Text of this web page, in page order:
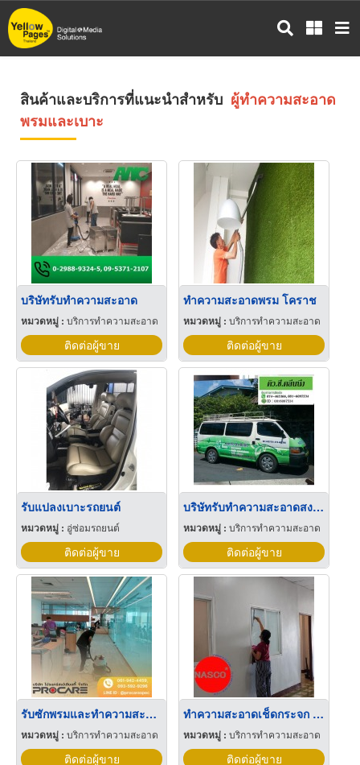
ข้าม
ไป
สินค้าและบริการที่แนะนำสำหรับ ผู้ทำความสะอาด
พรมและเบาะ
บริษัทรับทำความสะอาด
หมวดหมู่ : บริการทำความสะอาด
ติดต่อผู้ขาย
ทำความสะอาดพรม โคราช
หมวดหมู่ :บริการทำความสะอาด
ติดต่อผู้ขาย
รับแปลงเบาะรถยนต์
หมวดหมู่ : อู่ซ่อมรถยนต์
ติดต่อผู้ขาย
บริษัทรับทำความสะอาดสงขลา
หมวดหมู่ :บริการทำความสะอาด
ติดต่อผู้ขาย
รับซักพรมและทำความสะอาดโซฟา
หมวดหมู่ : บริการทำความสะอาด
ติดต่อผู้ขาย
ทำความสะอาดเช็ดกระจก บิ๊กคลีน
หมวดหมู่ :บริการทำความสะอาด
ติดต่อผู้ขาย